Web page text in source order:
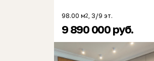
98.00 м2, 3/9 эт.
9 890 000 руб.